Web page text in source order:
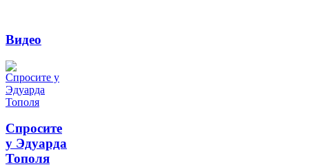
Видео
Спросите
у Эдуарда
Тополя